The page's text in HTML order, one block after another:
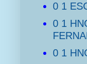
0 1
0 1
0 1